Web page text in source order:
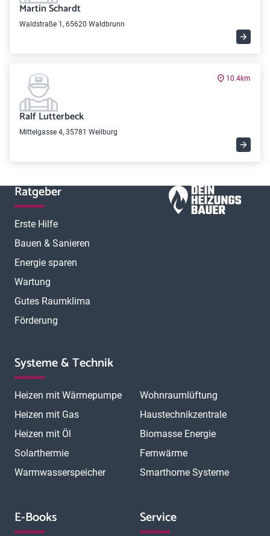
Martin Schardt
Waldstraße 1, 65620 Waldbrunn
10.4km
Ralf Lutterbeck
Mittelgasse 4, 35781 Weilburg
Ratgeber
Erste Hilfe
Bauen & Sanieren
Energie sparen
Wartung
Gutes Raumklima
Förderung
Systeme & Technik
Heizen mit Wärmepumpe
Heizen mit Gas
Heizen mit Öl
Solarthermie
Warmwasserspeicher
Wohnraumlüftung
Haustechnikzentrale
Biomasse Energie
Fernwärme
Smarthome Systeme
E-Books Service